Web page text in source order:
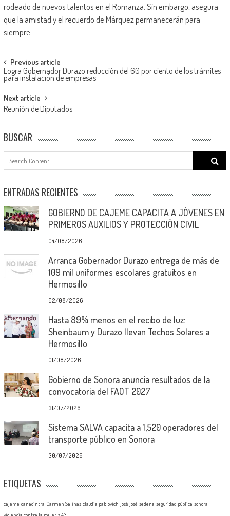
rodeado de nuevos talentos en el Romanza. Sin embargo, asegura
que la amistad y el recuerdo de Márquez permanecerán para
siempre.
Post
navigation
Previous article
Logra Gobernador Durazo reducción del 60 por ciento de los trámites
para instalación de empresas
Next article
Reunión de Diputados
BUSCAR
Search
for:
ENTRADAS RECIENTES
GOBIERNO DE CAJEME CAPACITA A JÓVENES EN
PRIMEROS AUXILIOS Y PROTECCIÓN CIVIL
04/08/2026
Arranca Gobernador Durazo entrega de más de
109 mil uniformes escolares gratuitos en
Hermosillo
02/08/2026
Hasta 89% menos en el recibo de luz:
Sheinbaum y Durazo llevan Techos Solares a
Hermosillo
01/08/2026
Gobierno de Sonora anuncia resultados de la
convocatoria del FAOT 2027
31/07/2026
Sistema SALVA capacita a 1,520 operadores del
transporte público en Sonora
30/07/2026
ETIQUETAS
cajeme canacintra Carmen Salinas claudia pablovich josé josé sedena seguridad pública sonora